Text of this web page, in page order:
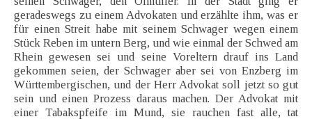
geradeswegs zu einem Advokaten und erzählte ihm, was er
für einen Streit habe mit seinem Schwager wegen einem
Stück Reben im untern Berg, und wie einmal der Schwed am
Rhein gewesen sei und seine Voreltern drauf ins Land
gekommen seien, der Schwager aber sei von Enzberg im
Württembergischen, und der Herr Advokat soll jetzt so gut
sein und einen Prozess daraus machen. Der Advokat mit
einer Tabakspfeife im Mund, sie rauchen fast alle, tat